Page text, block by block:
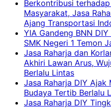
Berkontribusi
Masyarakat, Jasa
Ajang Transportasi
YIA Gandeng BNN
SMK Negeri 1 Temon
Jasa Raharja dan
Akhiri Lawan Arus,
Berlalu Lintas
Jasa Raharja DIY Ajak
Budaya Tertib Berlalu
Jasa Raharja DIY